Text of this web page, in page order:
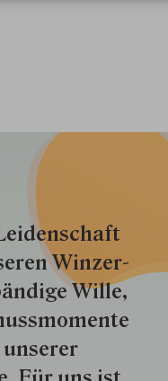
Win­zer­
Wille,